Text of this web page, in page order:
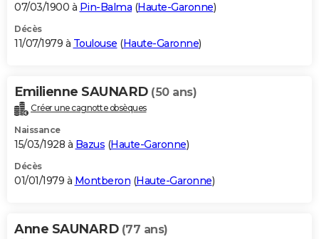
07/03/1900 à Pin-Balma (Haute-Garonne)
Décès
11/07/1979 à Toulouse (Haute-Garonne)
Emilienne SAUNARD (50 ans)
Créer une cagnotte obsèques
Naissance
15/03/1928 à Bazus (Haute-Garonne)
Décès
01/01/1979 à Montberon (Haute-Garonne)
Anne SAUNARD (77 ans)